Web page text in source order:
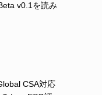
v0.1を読み
CSA対応